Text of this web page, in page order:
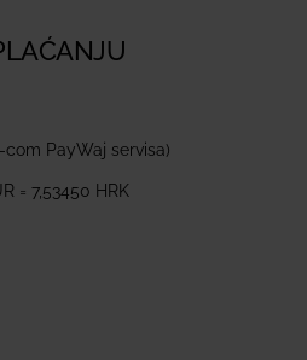
PayWaj servisa)
= 7,53450 HRK